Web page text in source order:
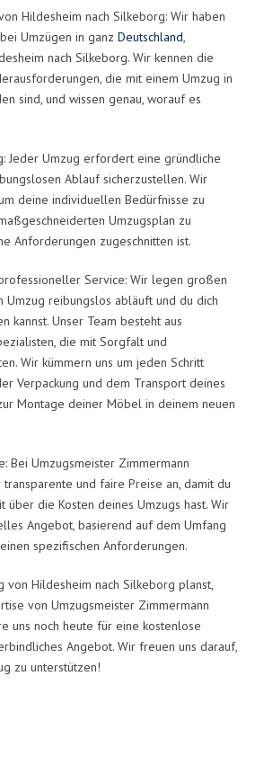
Hildesheim nach Silkeborg: Wir haben
Umzügen in ganz Deutschland,
nach Silkeborg. Wir kennen die
die mit einem Umzug in
sind, und wissen genau, worauf es
Jeder Umzug erfordert eine gründliche
Ablauf sicherzustellen. Wir
deine individuellen Bedürfnisse zu
Umzugsplan zu
Anforderungen zugeschnitten ist.
Service: Wir legen großen
Umzug reibungslos abläuft und du dich
kannst. Unser Team besteht aus
die mit Sorgfalt und
Wir kümmern uns um jeden Schritt
Verpackung und dem Transport deines
Montage deiner Möbel in deinem neuen
Bei Umzugsmeister Zimmermann
und faire Preise an, damit du
über die Kosten deines Umzugs hast. Wir
Angebot, basierend auf dem Umfang
spezifischen Anforderungen.
von Hildesheim nach Silkeborg planst,
von Umzugsmeister Zimmermann
uns noch heute für eine kostenlose
Angebot. Wir freuen uns darauf,
zu unterstützen!